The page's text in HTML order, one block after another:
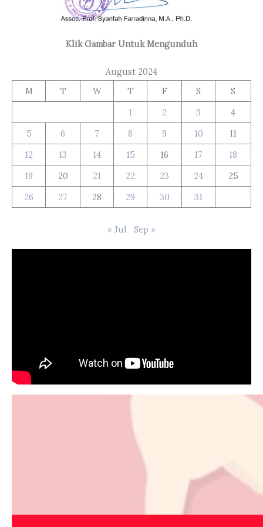
Klik Gambar Untuk Mengunduh
August 2024
M
T W T F S
S
1
2 3
4
5
6 7 8 9 10
11
12
13 14 15 16 17
18
19
20 21 22 23 24
25
26
27 28 29 30 31
« Jul Sep »